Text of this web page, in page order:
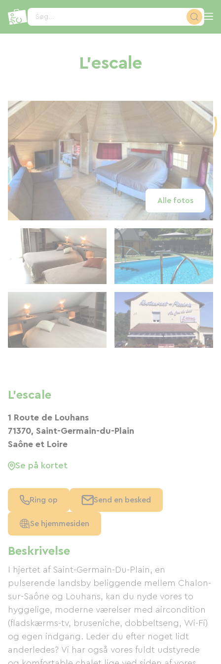
Søg...
L'escale
Alle fotos
Beskrivelse
I hjertet af Saint-Germain-Du-Plain, en
pulserende landsby beliggende mellem Chalon-
sur-Saône og Louhans, kan du nyde vores to
hyggelige, moderne værelser med aircondition
(fladskærms-tv, bruseniche, dobbeltseng, Wi-Fi)
og egen indgang. Leder du efter noget lidt
anderledes? Vi har også vores fuldt udstyrede
L'escale
1 Route de Louhans
71370, Saint-Germain-du-Plain
Saône et Loire
Se på kortet
Ring op Send en besked
Se hjemmesiden
CCookie-styringspanel